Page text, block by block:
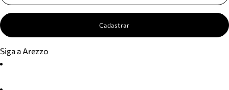
Cadastrar
Siga a Arezzo